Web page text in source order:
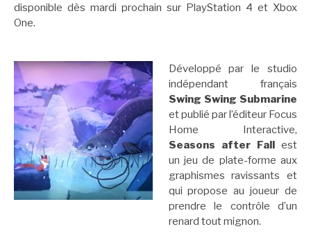
disponible dès mardi prochain sur PlayStation 4 et Xbox
One.
Développé par le studio
indépendant français
Swing Swing Submarine
et publié par l’éditeur Focus
Home Interactive,
Seasons after Fallest
un jeu de plate-forme aux
graphismes ravissants et
qui propose au joueur de
prendre le contrôle d’un
renard tout mignon.